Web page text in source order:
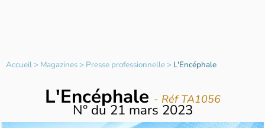
Accueil> Magazines> Presse professionnelle> L'Encéphale
L'Encéphale - Réf TA1056
N° du 21 mars 2023